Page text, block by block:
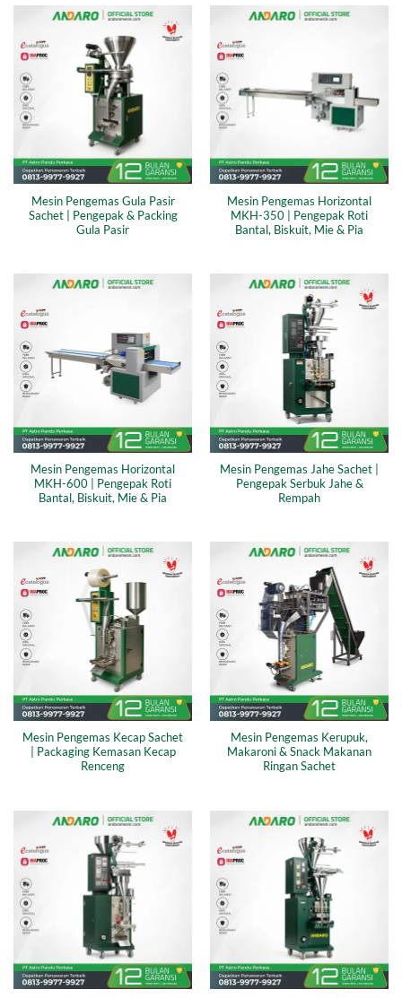
Mesin Pengemas Gula Pasir
Sachet | Pengepak & Packing
Gula Pasir
Mesin Pengemas Horizontal
MKH-350 | Pengepak Roti
Bantal, Biskuit, Mie & Pia
Mesin Pengemas Horizontal
MKH-600 | Pengepak Roti
Bantal, Biskuit, Mie & Pia
Mesin Pengemas Jahe Sachet |
Pengepak Serbuk Jahe &
Rempah
Mesin Pengemas Kecap Sachet
| Packaging Kemasan Kecap
Renceng
Mesin Pengemas Kerupuk,
Makaroni & Snack Makanan
Ringan Sachet